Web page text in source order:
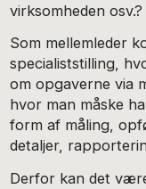
virksomheden osv.?
Som mellemleder
specialiststilling,
om opgaverne via
hvor man måske
form af måling,
detaljer,
Derfor kan det